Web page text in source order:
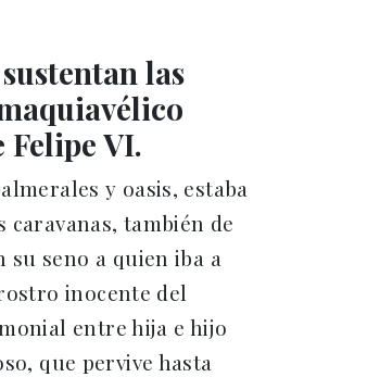
las
VI.
y oasis, estaba
también de
seno a quien iba a
inocente del
entre hija e hijo
que pervive hasta